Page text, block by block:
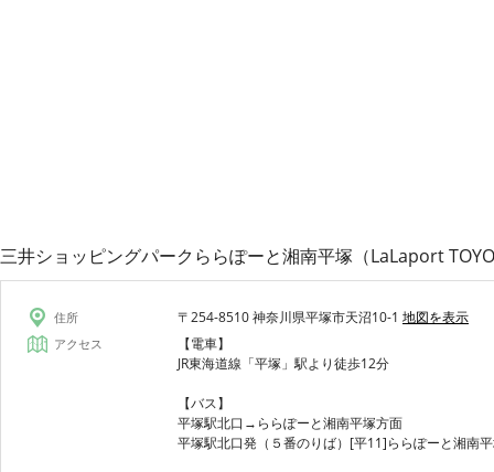
三井ショッピングパークららぽーと湘南平塚（LaLaport
住所 〒254-8510 神奈川県平塚市天沼10-1 地図を表示
アクセス
【電車】
JR東海道線「平塚」駅より徒歩12分
【バス】
平塚駅北口→ららぽーと湘南平塚方面
平塚駅北口発（５番のりば）[平11]ららぽーと湘南